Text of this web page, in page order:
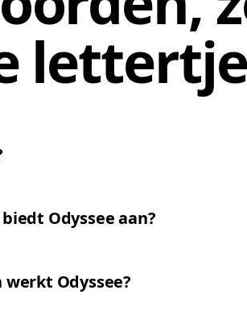
Odyssee aan?
Odyssee?